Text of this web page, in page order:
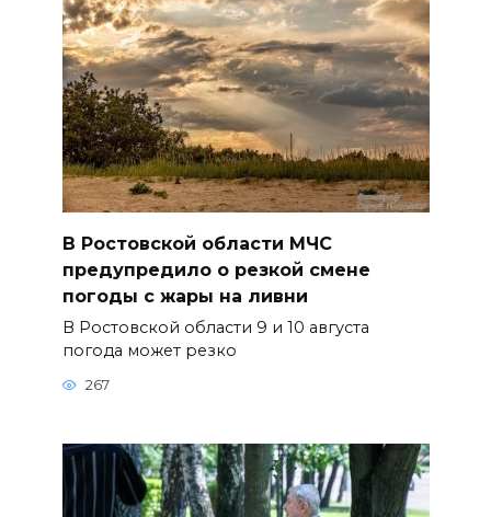
В Ростовской области МЧС
предупредило о резкой смене
погоды с жары на ливни
В Ростовской области 9 и 10 августа
погода может резко
267